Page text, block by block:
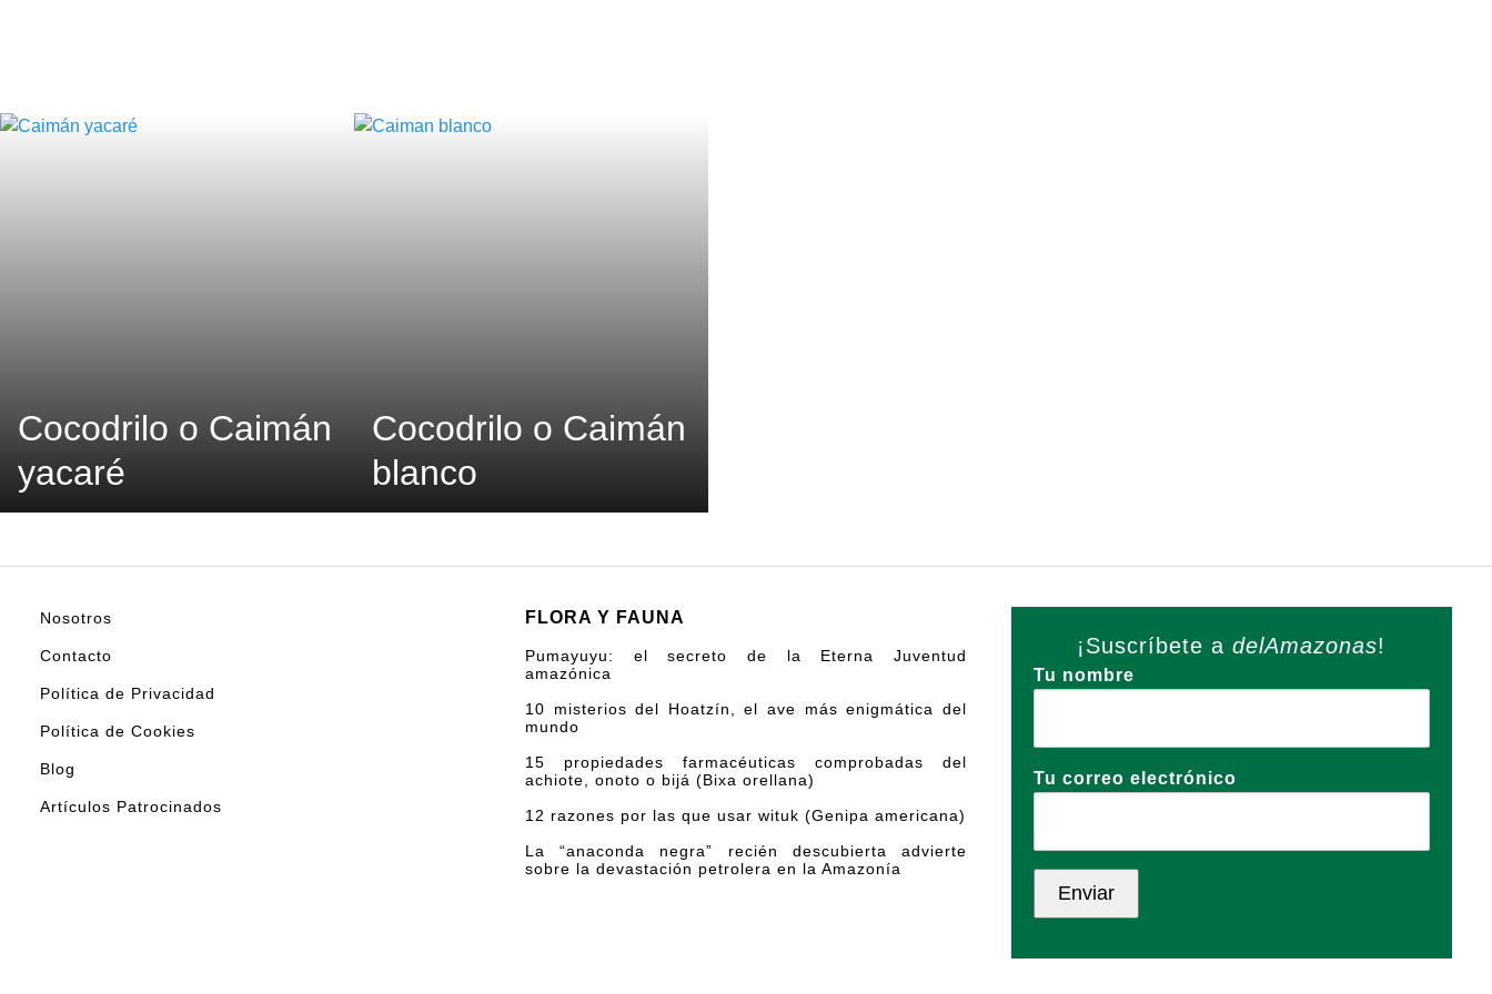
Cocodrilo o Caimán
yacaré
Cocodrilo o Caimán
blanco
Nosotros
Contacto
Política de Privacidad
Política de Cookies
Blog
Artículos Patrocinados
FLORA Y FAUNA
Pumayuyu: el secreto de la Eterna Juventud
amazónica
10 misterios del Hoatzín, el ave más enigmática del
mundo
15 propiedades farmacéuticas comprobadas del
achiote, onoto o bijá (Bixa orellana)
12 razones por las que usar wituk (Genipa americana)
La “anaconda negra” recién descubierta advierte
sobre la devastación petrolera en la Amazonía
¡Suscríbete adelAmazonas!
Tu nombre
Tu correo electrónico